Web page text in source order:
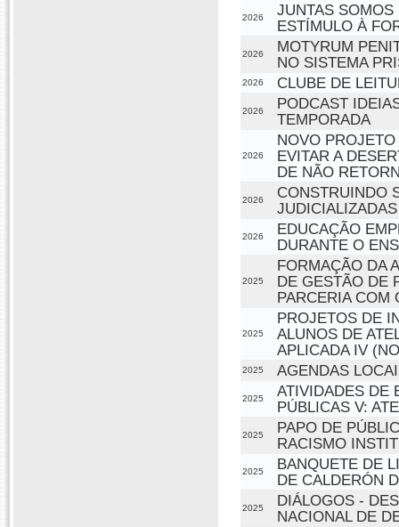
2026
JUNTAS
ESTÍMULO À
2026
MOTYRUM
NO SISTEMA
2026 CLUBE DE
2026
PODCAST
TEMPORADA
2026
NOVO
EVITAR A
DE NÃO
2026
CONSTRUINDO
JUDICIALIZADAS
2026
EDUCAÇÃO
DURANTE O
2025
FORMAÇÃO DA
DE GESTÃO DE
PARCERIA COM
2025
PROJETOS DE
ALUNOS DE
APLICADA IV
2025 AGENDAS
2025
ATIVIDADES DE
PÚBLICAS V:
2025
PAPO DE
RACISMO
2025
BANQUETE DE
DE CALDERÓN
2025
DIÁLOGOS -
NACIONAL DE